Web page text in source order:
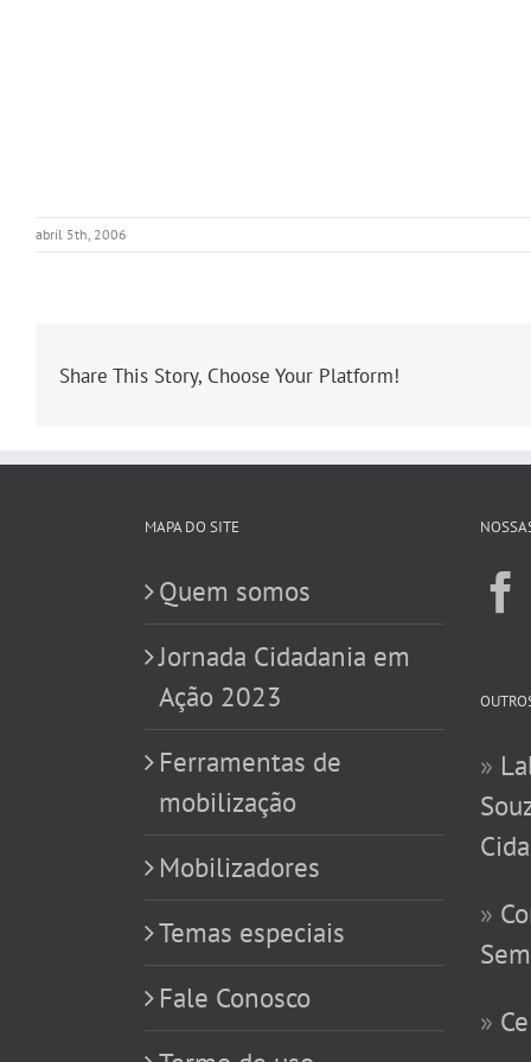
abril 5th, 2006
Share This Story, Choose Your Platform!
MAPA DO SITE
Quem somos
Jornada Cidadania em
Ação 2023
Ferramentas de
mobilização
Mobilizadores
Temas especiais
Fale Conosco
»
»
»